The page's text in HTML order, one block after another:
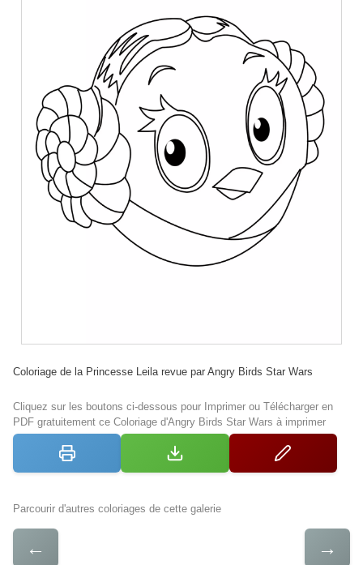
Coloriage de la Princesse Leila revue par Angry Birds Star Wars
Cliquez sur les boutons ci-dessous pour Imprimer ou Télécharger en
PDF gratuitement ce Coloriage d'Angry Birds Star Wars à imprimer
Parcourir d'autres coloriages de cette galerie
← →